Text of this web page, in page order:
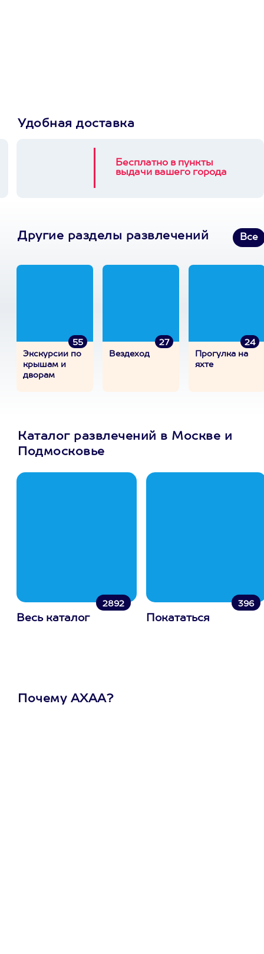
Удобная доставка
Бесплатно в пункты
выдачи вашего города
Другие разделы развлечений Все
55
Экскурсии по
крышам и
дворам
27
Вездеход
24
Прогулка на
яхте
Каталог развлечений в Москве и
Подмосковье
2892
Весь каталог
396
Покататься
Почему АХАА?